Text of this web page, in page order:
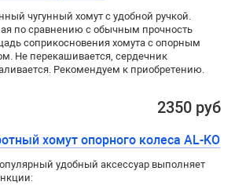
чугунный хомут с удобной ручкой.
по сравнению с обычным прочность
соприкосновения хомута с опорным
Не перекашивается, сердечник
Рекомендуем к приобретению.
2350 руб
хомут опорного колеса AL-KO
удобный аксессуар выполняет